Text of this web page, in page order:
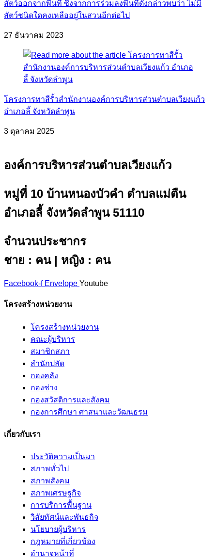
สัตว์ออกจากพื้นที่ ซึ่งจากการร่วมลงพื้นที่ดังกล่าวพบว่า ไม่มี
สัตว์ชนิดใดคงเหลืออยู่ในสวนอีกต่อไป
27 ธันวาคม 2023
โครงการทาสีรั้วสำนักงานองค์การบริหารส่วนตำบลเวียงแก้ว
อำเภอลี้ จังหวัดลำพูน
3 ตุลาคม 2025
องค์การบริหารส่วนตำบลเวียงแก้ว
หมู่ที่ 10 บ้านหนองบัวคำ ตำบลแม่ตืน
อำเภอลี้ จังหวัดลำพูน 51110
จำนวนประชากร
ชาย : คน | หญิง : คน
Facebook-f Envelope Youtube
โครงสร้างหน่วยงาน
โครงสร้างหน่วยงาน
คณะผู้บริหาร
สมาชิกสภา
สำนักปลัด
กองคลัง
กองช่าง
กองสวัสดิการและสังคม
กองการศึกษา ศาสนาและวัฒนธรม
เกี่ยวกับเรา
ประวัติความเป็นมา
สภาพทั่วไป
สภาพสังคม
สภาพเศรษฐกิจ
การบริการพื้นฐาน
วิสัยทัศน์และพันธกิจ
นโยบายผู้บริหาร
กฎหมายที่เกี่ยวข้อง
อํานาจหน้าที่